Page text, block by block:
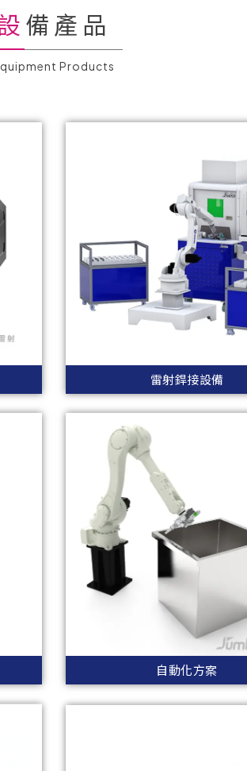
設備產品
Equipment Products
雷射銲接設備
自動化方案